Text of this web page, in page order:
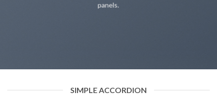
panels.
SIMPLE ACCORDION